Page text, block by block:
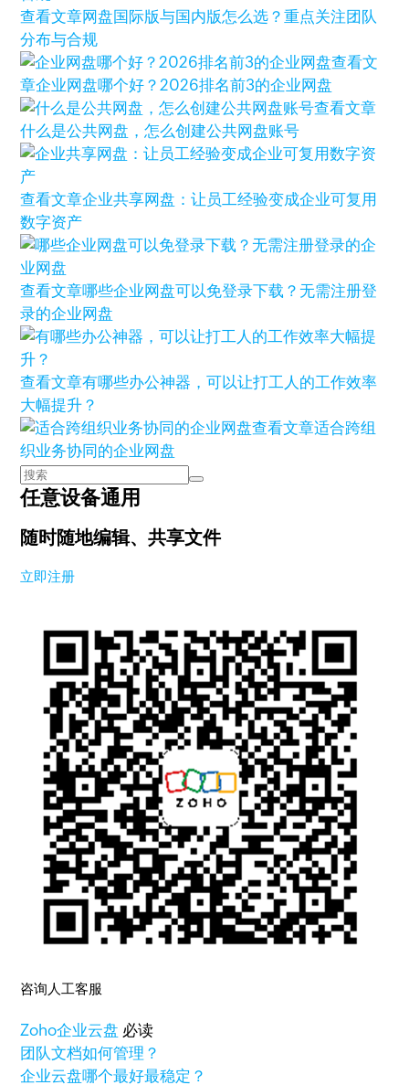
查看文章网盘国际版与国内版怎么选？重点关注团队
分布与合规
查看文
章企业网盘哪个好？2026排名前3的企业网盘
查看文章
什么是公共网盘，怎么创建公共网盘账号
查看文章企业共享网盘：让员工经验变成企业可复用
数字资产
查看文章哪些企业网盘可以免登录下载？无需注册登
录的企业网盘
查看文章有哪些办公神器，可以让打工人的工作效率
大幅提升？
查看文章适合跨组
织业务协同的企业网盘
任意设备通用
随时随地编辑、共享文件
立即注册
咨询人工客服
Zoho企业云盘 必读
团队文档如何管理？
企业云盘哪个最好最稳定？